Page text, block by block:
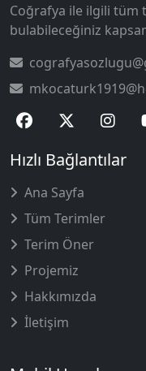
Coğrafya ile ilgili tüm
bulabileceğiniz
Hızlı Bağlantılar
Ana Sayfa
Tüm Terimler
Terim Öner
Projemiz
Hakkımızda
İletişim